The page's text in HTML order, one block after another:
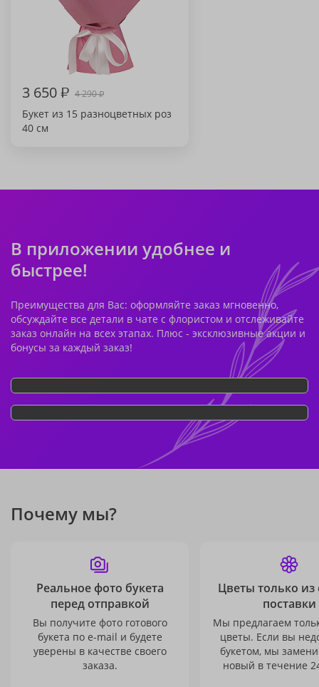
3 650₽ 4 290₽
Букет из 15 разноцветных роз
40 см
В приложении удобнее и
быстрее!
Преимущества для Вас: оформляйте заказ мгновенно,
обсуждайте все детали в чате с флористом и отслеживайте
заказ онлайн на всех этапах. Плюс - эксклюзивные акции и
бонусы за каждый заказ!
Почему мы?
Реальное фото букета
перед отправкой
Вы получите фото готового
букета по e-mail и будете
уверены в качестве своего
заказа.
Цветы только из
поставки
Мы предлагаем
цветы. Если вы
букетом, мы
новый в течение